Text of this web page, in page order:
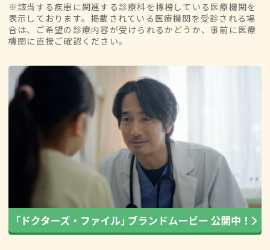
※該当する疾患に関連する診療科を標榜している医療機関を
表示しております。掲載されている医療機関を受診される場
合は、ご希望の診療内容が受けられるかどうか、事前に医療
機関に直接ご確認ください。